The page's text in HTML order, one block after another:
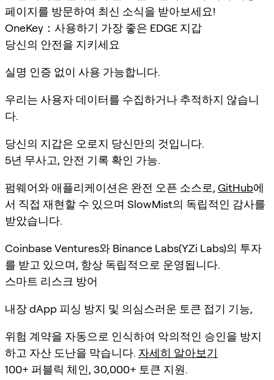
페이지를 방문하여 최신 소식을 받아보세요!
OneKey：사용하기 가장 좋은 EDGE 지갑
당신의 안전을 지키세요
실명 인증 없이 사용 가능합니다.
우리는 사용자 데이터를 수집하거나 추적하지 않습니
다.
당신의 지갑은 오로지 당신만의 것입니다.
5년 무사고, 안전 기록 확인 가능.
펌웨어와 애플리케이션은 완전 오픈 소스로, GitHub에
서 직접 재현할 수 있으며 SlowMist의 독립적인 감사를
받았습니다.
Coinbase Ventures와 Binance Labs(YZi Labs)의 투자
를 받고 있으며, 항상 독립적으로 운영됩니다.
스마트 리스크 방어
내장 dApp 피싱 방지 및 의심스러운 토큰 접기 기능,
위험 계약을 자동으로 인식하여 악의적인 승인을 방지
하고 자산 도난을 막습니다. 자세히 알아보기
100+ 퍼블릭 체인, 30,000+ 토큰 지원.